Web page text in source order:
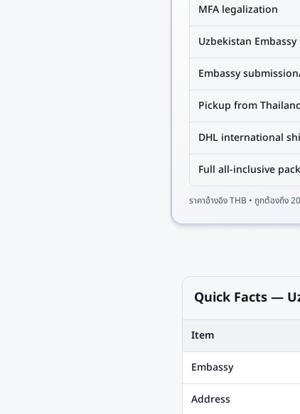
MFA legalization
Uzbekistan Embassy
Embassy
Pickup from
DHL international
Full all-inclusive
ราคาอ้างอิงTHB • ถูกต้องถึง
Quick Facts —
Item
Embassy
Address